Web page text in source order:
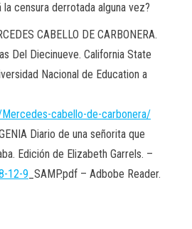
censura derrotada alguna vez?
CABELLO DE CARBONERA.
Del Diecinueve. California State
Nacional de Education a
Mercedes-cabello-de-carbonera/
Diario de una señorita que
Edición de Elizabeth Garrels. –
12-9 _SAMP.pdf – Adbobe Reader.